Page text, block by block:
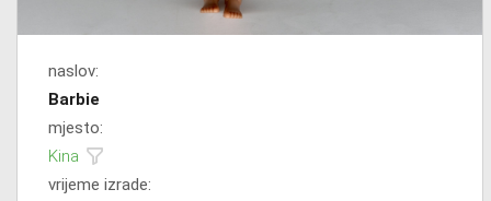
naslov:
Barbie
mjesto:
Kina
vrijeme izrade: